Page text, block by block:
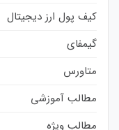
کیف پول ارز دیجیتال
گیمفای
متاورس
مطالب آموزشی
مطالب ویژه